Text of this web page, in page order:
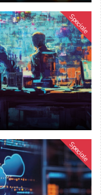
Speciale
Speciale